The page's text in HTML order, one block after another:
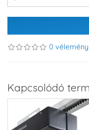
0 vélemény
Kapcsolódó